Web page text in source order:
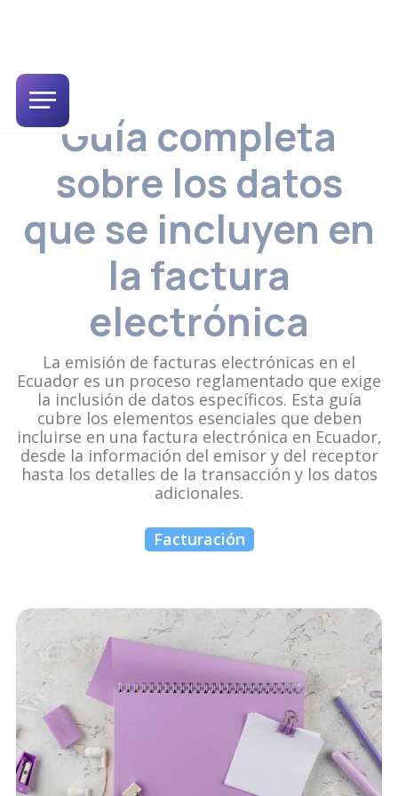
Guía completa
sobre los datos
que se incluyen en
la factura
electrónica
La emisión de facturas electrónicas en el
Ecuador es un proceso reglamentado que exige
la inclusión de datos específicos. Esta guía
cubre los elementos esenciales que deben
incluirse en una factura electrónica en Ecuador,
desde la información del emisor y del receptor
hasta los detalles de la transacción y los datos
adicionales.
Facturación